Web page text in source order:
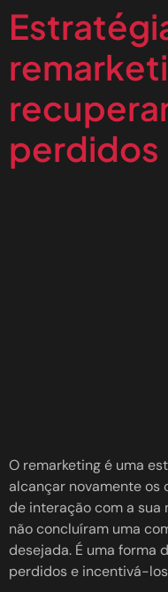
perdidos
O remarketing é uma
alcançar novamente
de interação com a sua
não concluíram uma
desejada. É uma forma
perdidos e incentivá-